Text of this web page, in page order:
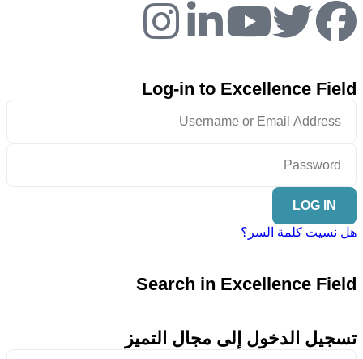
Log-in to Excellence Field
LOG IN
هل نسيت كلمة السر؟
Search in Excellence Field
تسجيل الدخول إلى مجال التميز